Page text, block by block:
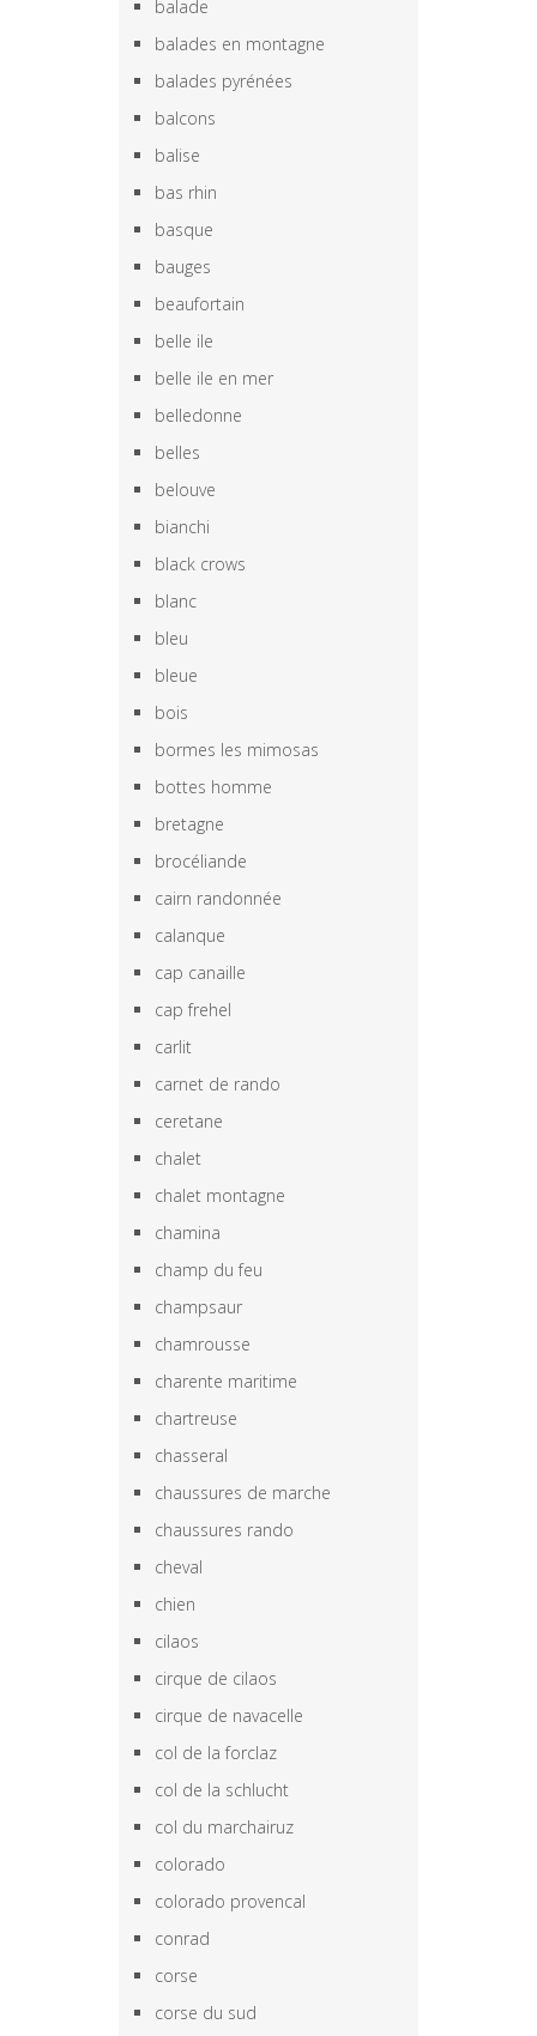
balade
balades en montagne
balades pyrénées
balcons
balise
bas rhin
basque
bauges
beaufortain
belle ile
belle ile en mer
belledonne
belles
belouve
bianchi
black crows
blanc
bleu
bleue
bois
bormes les mimosas
bottes homme
bretagne
brocéliande
cairn randonnée
calanque
cap canaille
cap frehel
carlit
carnet de rando
ceretane
chalet
chalet montagne
chamina
champ du feu
champsaur
chamrousse
charente maritime
chartreuse
chasseral
chaussures de marche
chaussures rando
cheval
chien
cilaos
cirque de cilaos
cirque de navacelle
col de la forclaz
col de la schlucht
col du marchairuz
colorado
colorado provencal
conrad
corse
corse du sud